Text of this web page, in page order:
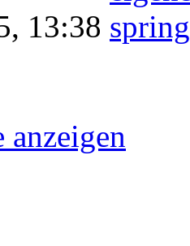
13:38
anzeigen